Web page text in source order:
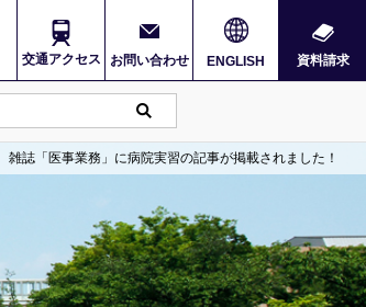
交通アクセス お問い合わせ ENGLISH 資料請求
雑誌「医事業務」に病院実習の記事が掲載されました！